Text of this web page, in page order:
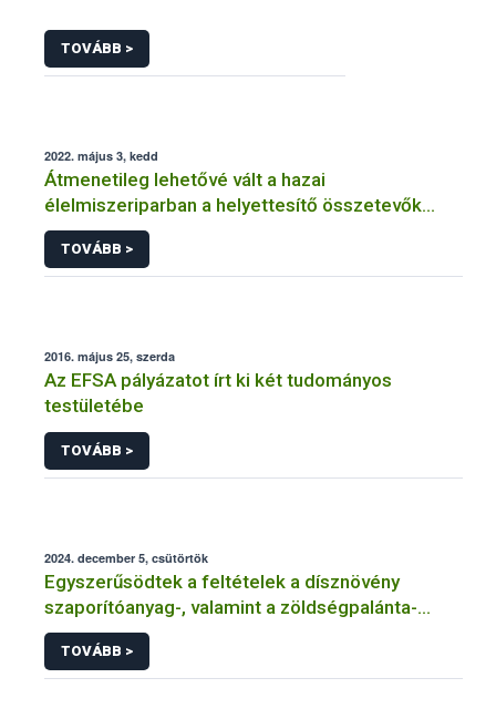
TOVÁBB >
2022. május 3, kedd
Átmenetileg lehetővé vált a hazai
élelmiszeriparban a helyettesítő összetevők
felhasználásakor a jelölési szabályoktól való
eltérés
TOVÁBB >
2016. május 25, szerda
Az EFSA pályázatot írt ki két tudományos
testületébe
TOVÁBB >
2024. december 5, csütörtök
Egyszerűsödtek a feltételek a dísznövény
szaporítóanyag-, valamint a zöldségpalánta-
előállítók és -forgalmazók tevékenységének
bejelentése és engedélyezése kapcsán
TOVÁBB >